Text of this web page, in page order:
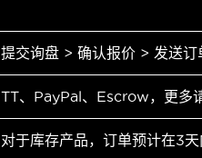
提交询盘 > 确认报价 > 发送
TT、PayPal、Escrow，更多
对于库存产品，订单预计在3天